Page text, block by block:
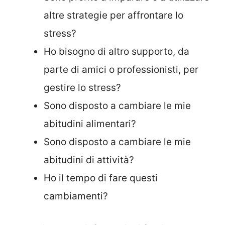
altre strategie per affrontare lo
stress?
Ho bisogno di altro supporto, da
parte di amici o professionisti, per
gestire lo stress?
Sono disposto a cambiare le mie
abitudini alimentari?
Sono disposto a cambiare le mie
abitudini di attività?
Ho il tempo di fare questi
cambiamenti?